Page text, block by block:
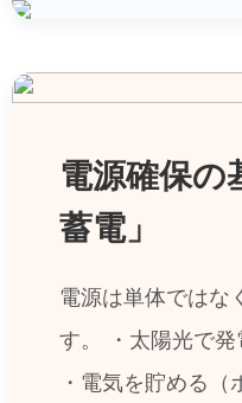
電源確保の
蓄電」
電源は単体ではな
す。
・太陽光で発
・電気を貯める（